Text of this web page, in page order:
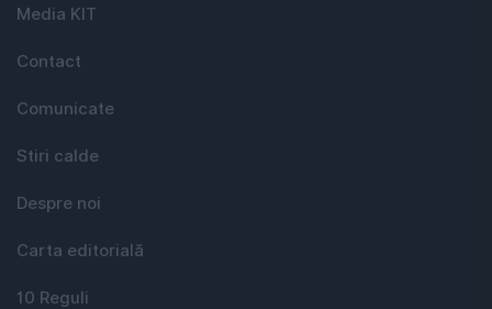
Media KIT
Contact
Comunicate
Stiri calde
Despre noi
Carta editorială
10 Reguli